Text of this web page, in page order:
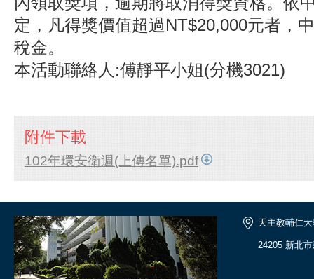
定，凡得獎價值超過NT$20,000元者，
稅金。
本活動聯絡人:傅靜平小姐(分機3021)
附件下載
102年環安衛週(上傳名單).pdf
天主教輔仁
24205 新北